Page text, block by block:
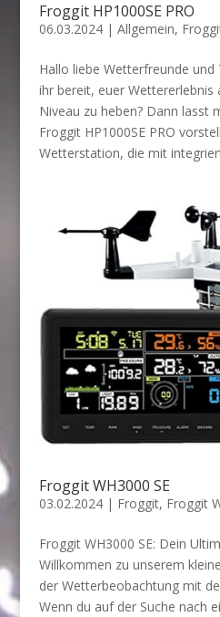
Froggit HP1000SE PRO
06.03.2024| Allgemein,
Hallo liebe Wetterfreunde und
ihr bereit, euer Wettererlebnis
Niveau zu heben? Dann lasst
Froggit HP1000SE PRO
Wetterstation, die mit
Froggit WH3000 SE
03.02.2024| Froggit, Froggit
Froggit WH3000 SE: Dein
Willkommen zu unserem
der Wetterbeobachtung mit
Wenn du auf der Suche nach